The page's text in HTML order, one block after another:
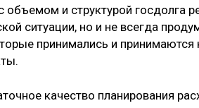
и структурой госдолга
ситуации, но и не всегда
принимались и
качество планирования